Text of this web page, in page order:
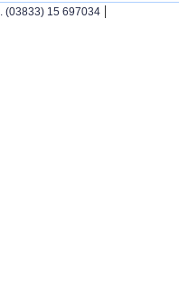
(03833) 15 697034 |